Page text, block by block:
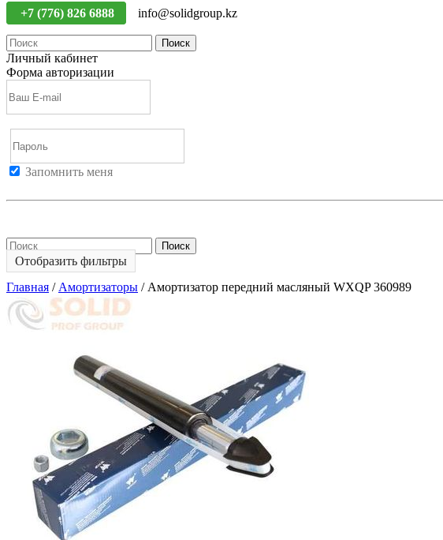
+7 (776) 826 6888 info@solidgroup.kz
Поиск
Личный кабинет
Форма авторизации
Запомнить меня
Поиск
Отобразить фильтры
Главная / Амортизаторы / Амортизатор передний масляный WXQP 360989